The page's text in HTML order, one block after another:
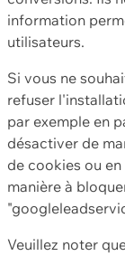
information
utilisateurs.
Si vous ne
refuser
par exemple en
désactiver de
de cookies ou
manière à
Veuillez noter